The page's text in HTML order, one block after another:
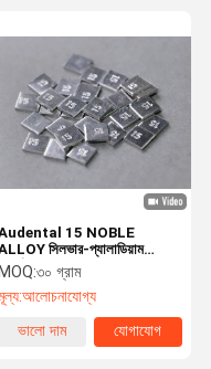
খবর মামলা
15 NOBLE
সিলভার-প্যালাডিয়াম
খাদ সাদা Au15%
MOQ:৩০ গ্রাম
আলোচনাযোগ্য
ভালো দাম
যোগাযোগ